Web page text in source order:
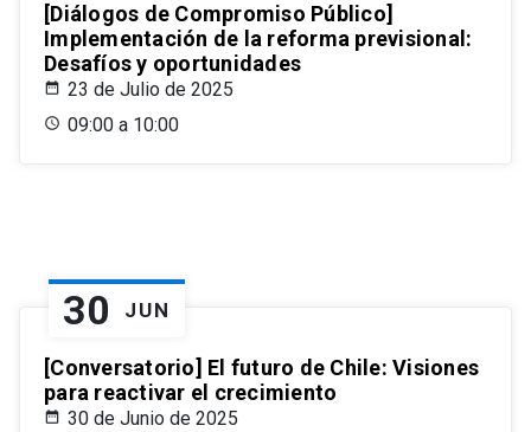
[Diálogos de Compromiso Público]
Implementación de la reforma previsional:
Desafíos y oportunidades
23 de Julio de 2025
09:00 a 10:00
30 JUN
[Conversatorio] El futuro de Chile: Visiones
para reactivar el crecimiento
30 de Junio de 2025